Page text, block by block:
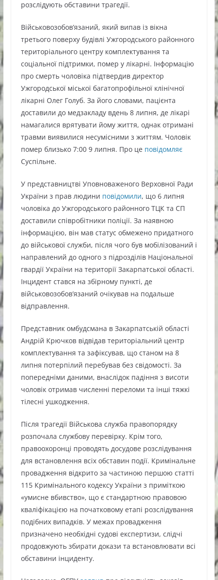
розслідують обставини трагедії.
Військовозобов’язаний, який випав із вікна
третього поверху будівлі Ужгородського районного
територіального центру комплектування та
соціальної підтримки, помер у лікарні. Інформацію
про смерть чоловіка підтвердив директор
Ужгородської міської багатопрофільної клінічної
лікарні Олег Голуб. За його словами, пацієнта
доставили до медзакладу вдень 8 липня, де лікарі
намагалися врятувати йому життя, однак отримані
травми виявилися несумісними з життям. Чоловік
помер близько 7:00 9 липня. Про це повідомляє
Суспільне.
У представництві Уповноваженого Верховної Ради
України з прав людини повідомили, що 6 липня
чоловіка до Ужгородського районного ТЦК та СП
доставили співробітники поліції. За наявною
інформацією, він мав статус обмежено придатного
до військової служби, після чого був мобілізований і
направлений до одного з підрозділів Національної
гвардії України на території Закарпатської області.
Інцидент стався на збірному пункті, де
військовозобов’язаний очікував на подальше
відправлення.
Представник омбудсмана в Закарпатській області
Андрій Крючков відвідав територіальний центр
комплектування та зафіксував, що станом на 8
липня потерпілий перебував без свідомості. За
попередніми даними, внаслідок падіння з висоти
чоловік отримав численні переломи та інші тяжкі
тілесні ушкодження.
Після трагедії Військова служба правопорядку
розпочала службову перевірку. Крім того,
правоохоронці проводять досудове розслідування
для встановлення всіх обставин події. Кримінальне
провадження відкрито за частиною першою статті
115 Кримінального кодексу України з приміткою
«умисне вбивство», що є стандартною правовою
кваліфікацією на початковому етапі розслідування
подібних випадків. У межах провадження
призначено необхідні судові експертизи, слідчі
продовжують збирати докази та встановлювати всі
обставини інциденту.